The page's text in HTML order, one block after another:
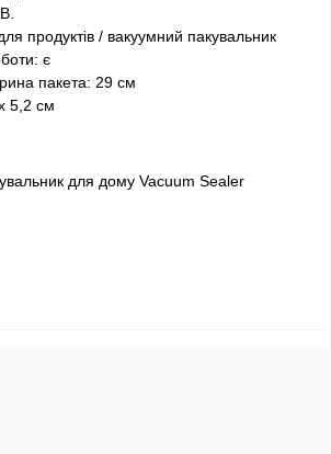
продуктів / вакуумний пакувальник
є
пакета: 29 см
5,2 см
для дому Vacuum Sealer